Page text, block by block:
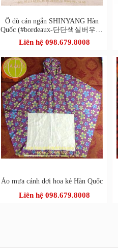
Ô dù cán ngắn SHINYANG Hàn
Quốc (#bordeaux-단단색실버우산
22 RH-303)
Liên hệ 098.679.8008
Áo mưa cánh dơi hoa kẻ Hàn Quốc
Liên hệ 098.679.8008